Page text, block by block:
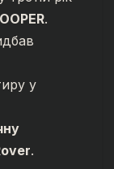
.
у
.